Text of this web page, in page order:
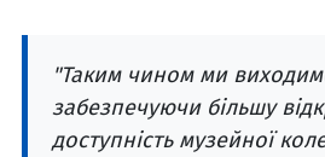
"Таким чином ми
забезпечуючи більшу
доступність музейної